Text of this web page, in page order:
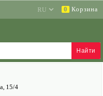
0 Корзина
15/4